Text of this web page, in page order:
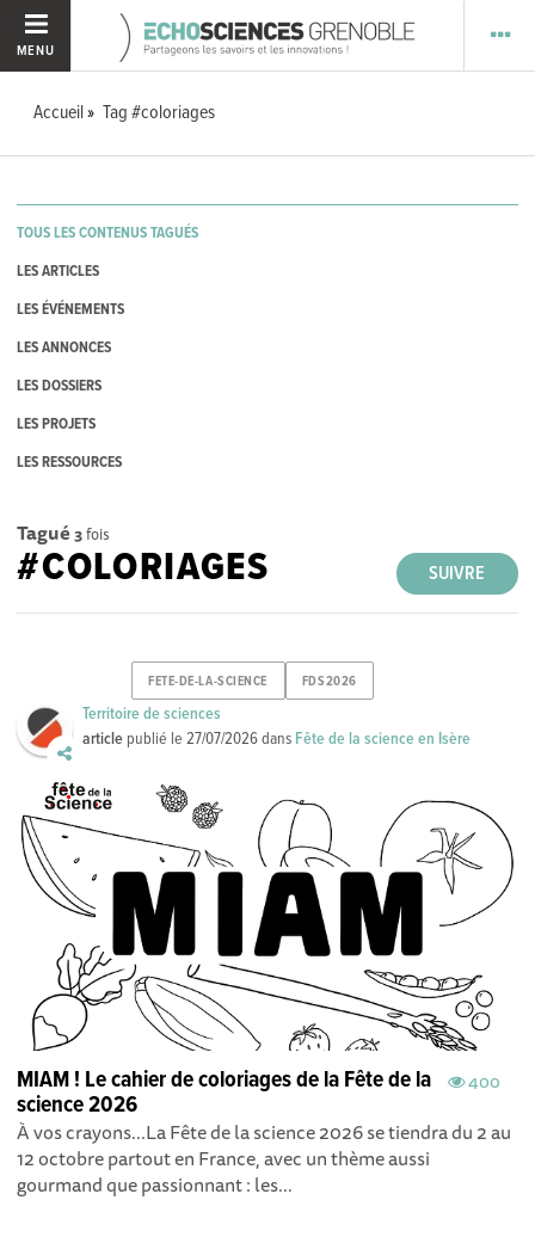
MENU
Accueil Tag #coloriages
TOUS LES CONTENUS TAGUÉS
LES ARTICLES
LES ÉVÉNEMENTS
LES ANNONCES
LES DOSSIERS
LES PROJETS
LES RESSOURCES
Tagué 3fois
SUIVRE
#COLORIAGES
FETE-DE-LA-SCIENCE FDS2026
Territoire de sciences
article publié le27/07/2026dans Fête de la science en Isère
400
MIAM ! Le cahier de coloriages de la Fête de la
science 2026
À vos crayons...La Fête de la science 2026 se tiendra du 2 au
12 octobre partout en France, avec un thème aussi
gourmand que passionnant : les...